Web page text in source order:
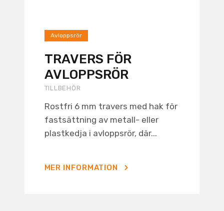
Avloppsrör
TRAVERS FÖR
AVLOPPSRÖR
TILLBEHÖR
Rostfri 6 mm travers med hak för
fastsättning av metall- eller
plastkedja i avloppsrör, där...
MER INFORMATION